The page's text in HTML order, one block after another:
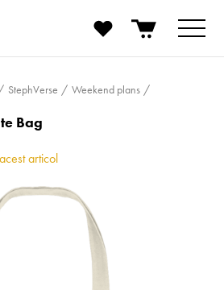
StephVerse Weekend plans
Bag
articol